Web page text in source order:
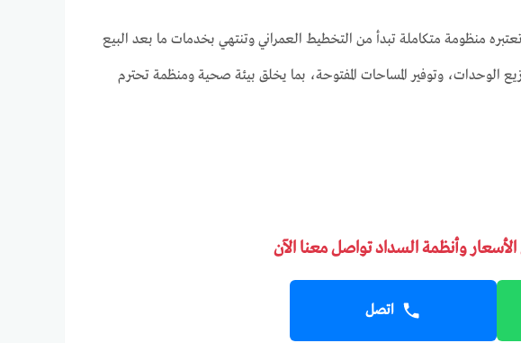
منظومة متكاملة تبدأ من التخطيط العمراني وتنتهي بخدمات ما بعد البيع
الوحدات، وتوفير المساحات المفتوحة، بما يخلق بيئة صحية ومنظمة تحترم
الأسعار وأنظمة السداد تواصل معنا الآن
اتصل